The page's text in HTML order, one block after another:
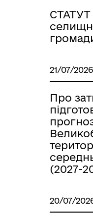
СТАТУТ
21/07/2026
Про
(2027-
20/07/